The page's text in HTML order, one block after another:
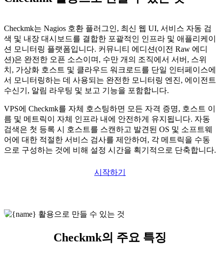
Checkmk는 Nagios 호환 플러그인, 최신 웹 UI, 서비스 자동 검
색 및 내장 대시보드를 결합한 포괄적인 인프라 및 애플리케이
션 모니터링 플랫폼입니다. 커뮤니티 에디션(이전 Raw 에디
션)은 완전한 오픈 소스이며, 수만 개의 조직에서 서버, 스위
치, 가상화 호스트 및 클라우드 워크로드를 단일 인터페이스에
서 모니터링하는 데 사용되는 완전한 모니터링 엔진, 에이전트
수신기, 알림 라우팅 및 보고 기능을 포함합니다.
VPS에 Checkmk를 자체 호스팅하면 모든 자격 증명, 호스트 이
름 및 메트릭이 자체 인프라 내에 안전하게 유지됩니다. 자동
검색은 첫 등록 시 호스트를 스캔하고 발견된 OS 및 소프트웨
어에 대한 적절한 서비스 검사를 제안하여, 각 메트릭을 수동
으로 구성하는 것에 비해 설정 시간을 획기적으로 단축합니다.
시작하기
Checkmk의 주요 특징